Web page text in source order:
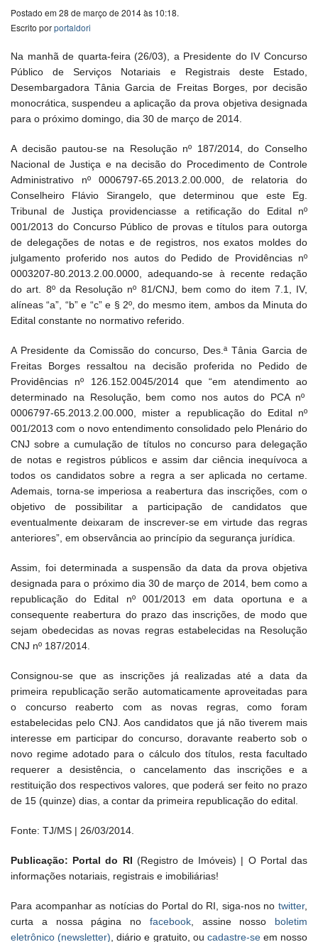
Postado em 28 de março de 2014 às 10:18.
Escrito porportaldori
Na manhã de quarta-feira (26/03), a Presidente do IV Concurso
Público de Serviços Notariais e Registrais deste Estado,
Desembargadora Tânia Garcia de Freitas Borges, por decisão
monocrática, suspendeu a aplicação da prova objetiva designada
para o próximo domingo, dia 30 de março de 2014.
A decisão pautou-se na Resolução nº 187/2014, do Conselho
Nacional de Justiça e na decisão do Procedimento de Controle
Administrativo nº 0006797-65.2013.2.00.000, de relatoria do
Conselheiro Flávio Sirangelo, que determinou que este Eg.
Tribunal de Justiça providenciasse a retificação do Edital nº
001/2013 do Concurso Público de provas e títulos para outorga
de delegações de notas e de registros, nos exatos moldes do
julgamento proferido nos autos do Pedido de Providências nº
0003207-80.2013.2.00.0000, adequando-se à recente redação
do art. 8º da Resolução nº 81/CNJ, bem como do item 7.1, IV,
alíneas “a”, “b” e “c” e § 2º, do mesmo item, ambos da Minuta do
Edital constante no normativo referido.
A Presidente da Comissão do concurso, Des.ª Tânia Garcia de
Freitas Borges ressaltou na decisão proferida no Pedido de
Providências nº 126.152.0045/2014 que “em atendimento ao
determinado na Resolução, bem como nos autos do PCA nº
0006797-65.2013.2.00.000, mister a republicação do Edital nº
001/2013 com o novo entendimento consolidado pelo Plenário do
CNJ sobre a cumulação de títulos no concurso para delegação
de notas e registros públicos e assim dar ciência inequívoca a
todos os candidatos sobre a regra a ser aplicada no certame.
Ademais, torna-se imperiosa a reabertura das inscrições, com o
objetivo de possibilitar a participação de candidatos que
eventualmente deixaram de inscrever-se em virtude das regras
anteriores”, em observância ao princípio da segurança jurídica.
Assim, foi determinada a suspensão da data da prova objetiva
designada para o próximo dia 30 de março de 2014, bem como a
republicação do Edital nº 001/2013 em data oportuna e a
consequente reabertura do prazo das inscrições, de modo que
sejam obedecidas as novas regras estabelecidas na Resolução
CNJ nº 187/2014.
Consignou-se que as inscrições já realizadas até a data da
primeira republicação serão automaticamente aproveitadas para
o concurso reaberto com as novas regras, como foram
estabelecidas pelo CNJ. Aos candidatos que já não tiverem mais
interesse em participar do concurso, doravante reaberto sob o
novo regime adotado para o cálculo dos títulos, resta facultado
requerer a desistência, o cancelamento das inscrições e a
restituição dos respectivos valores, que poderá ser feito no prazo
de 15 (quinze) dias, a contar da primeira republicação do edital.
Fonte: TJ/MS | 26/03/2014.
Publicação: Portal do RI (Registro de Imóveis) | O Portal das
informações notariais, registrais e imobiliárias!
Para acompanhar as notícias do Portal do RI, siga-nos no twitter,
curta a nossa página no facebook, assine nosso boletim
eletrônico (newsletter) , diário e gratuito, ou cadastre-seem nosso